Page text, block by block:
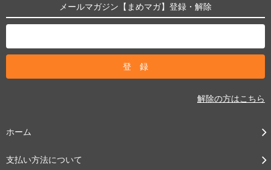
メールマガジン【まめマガ】登録・解除
解除の方はこちら
ホーム
支払い方法について